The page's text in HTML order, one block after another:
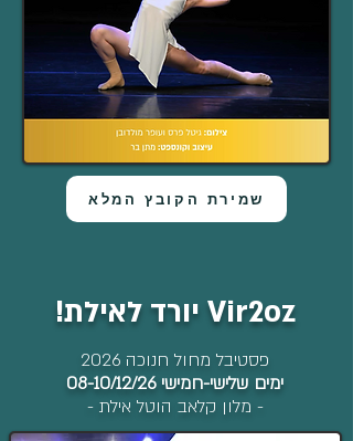
שמירת הקובץ המלא
Vir2oz יורד לאילת!
פסטיבל מחול חנוכה 2026
ימים שלישי-חמישי 08-10/12/26
- מלון קלאב הוטל אילת -